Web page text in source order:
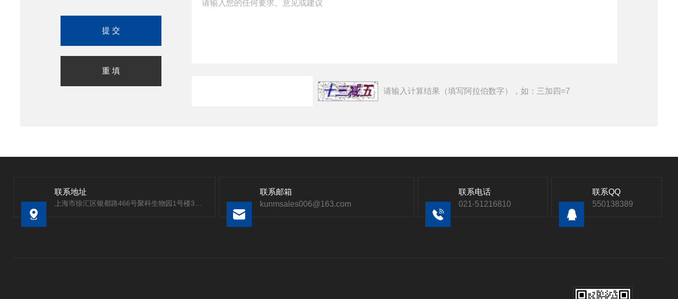
请输入计算结果（填写阿拉伯数字），如：三加四=7
联系地址
联系邮箱
kunmsales006@163.com
联系电话
021-51216810
联系QQ
550138389